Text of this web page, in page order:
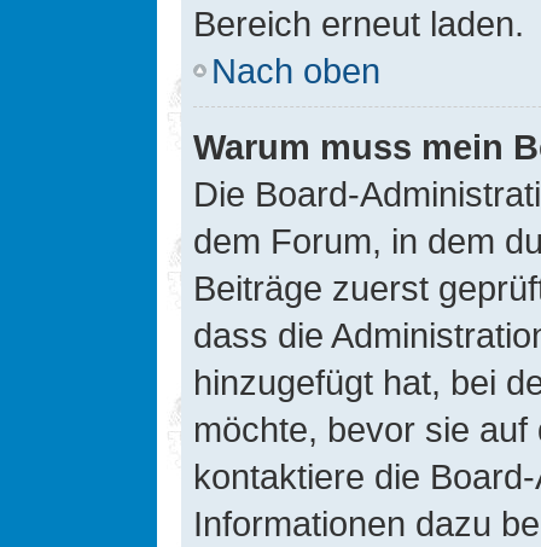
Bereich erneut laden.
Nach oben
Warum muss mein
Die Board-
dem Forum, in dem
Beiträge zuerst
dass die
hinzugefügt hat, bei
möchte, bevor sie
kontaktiere die
Informationen dazu